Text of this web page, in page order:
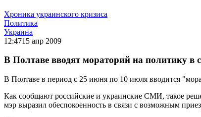
Хроника украинского кризиса
Политика
Украина
12:4715 апр 2009
В Полтаве вводят мораторий на политику в
В Полтаве в период с 25 июня по 10 июля вводится
Как сообщают российские и украинские СМИ, такое
мэр выразил обеспокоенность в связи с возможным